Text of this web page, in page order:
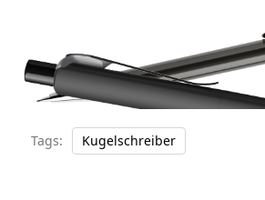
Tags: Kugelschreiber